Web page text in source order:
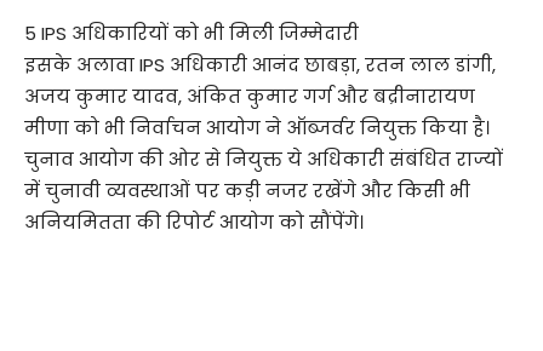
5 IPS अधिकारियों को भी मिली जिम्मेदारी
इसके अलावा IPS अधिकारी आनंद छाबड़ा, रतन लाल डांगी,
अजय कुमार यादव, अंकित कुमार गर्ग और बद्रीनारायण
मीणा को भी निर्वाचन आयोग ने ऑब्जर्वर नियुक्त किया है।
चुनाव आयोग की ओर से नियुक्त ये अधिकारी संबंधित राज्यों
में चुनावी व्यवस्थाओं पर कड़ी नजर रखेंगे और किसी भी
अनियमितता की रिपोर्ट आयोग को सौंपेंगे।